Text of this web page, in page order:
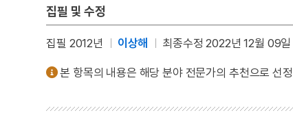
집필 및 수정
집필 2012년 이상해 최종수정 2022년 12월 09일
본 항목의 내용은 해당 분야 전문가의 추천으로 선